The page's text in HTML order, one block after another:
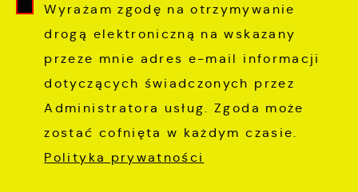
Wyrażam zgodę na otrzymywanie
drogą elektroniczną na wskazany
przeze mnie adres e-mail informacji
dotyczących świadczonych przez
Administratora usług. Zgoda może
zostać cofnięta w każdym czasie.
Polityka prywatności